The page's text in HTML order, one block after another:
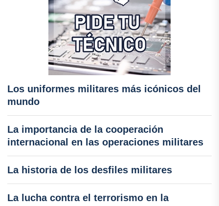
Los uniformes militares más icónicos del
mundo
La importancia de la cooperación
internacional en las operaciones militares
La historia de los desfiles militares
La lucha contra el terrorismo en la